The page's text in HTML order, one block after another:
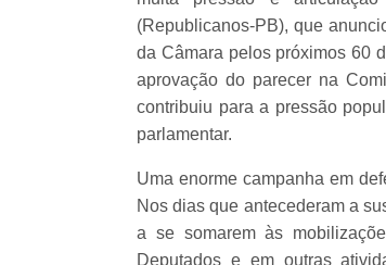
(Republicanos-PB), que
da Câmara pelos próximos 60
aprovação do parecer na
contribuiu para a pressão
parlamentar.
Uma enorme campanha em
Nos dias que antecederam a
a se somarem às
Deputados e em outras